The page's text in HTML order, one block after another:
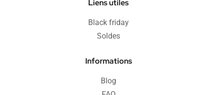
Liens utiles
Black friday
Soldes
Informations
Blog